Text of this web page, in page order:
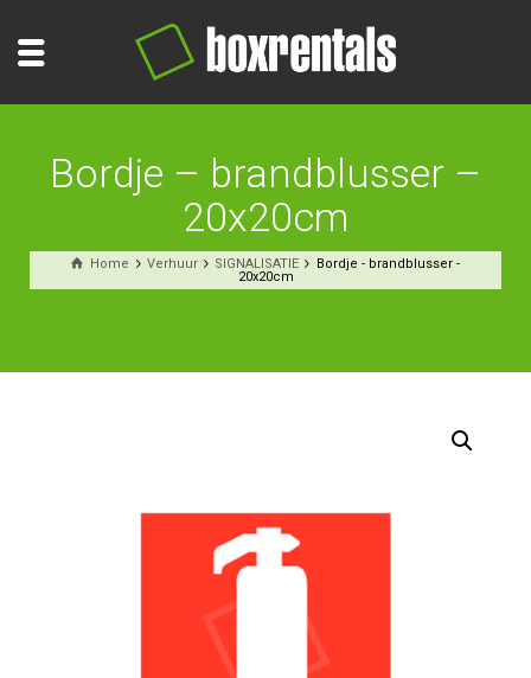
Bordje – brandblusser –
20x20cm
Home Verhuur SIGNALISATIE
Bordje - brandblusser -
20x20cm